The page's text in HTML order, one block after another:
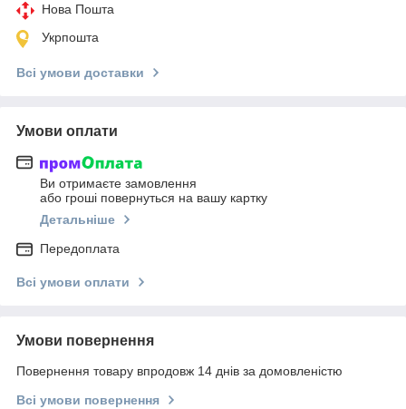
Нова Пошта
Укрпошта
Всі умови доставки
Умови оплати
Ви отримаєте замовлення
або гроші повернуться на вашу картку
Детальніше
Передоплата
Всі умови оплати
Умови повернення
Повернення товару впродовж 14 днів за домовленістю
Всі умови повернення